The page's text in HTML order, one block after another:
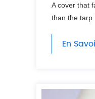
A cover that
than the tarp
En